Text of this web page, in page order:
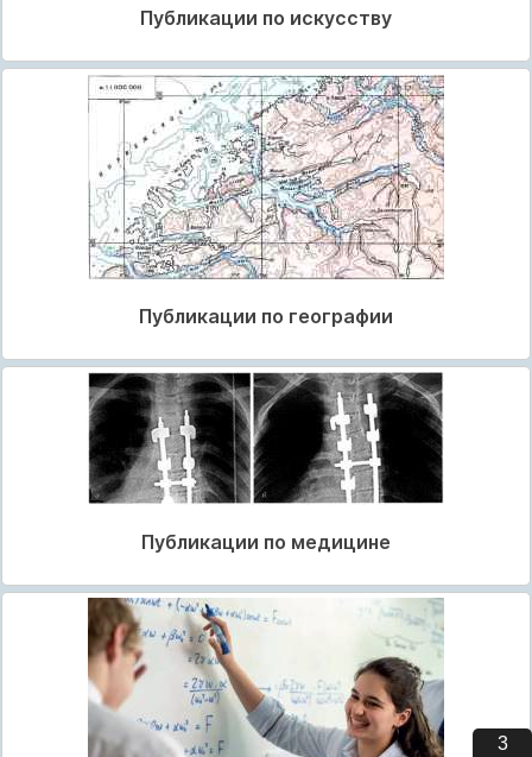
Публикации по искусству
Публикации по географии
Публикации по медицине
2